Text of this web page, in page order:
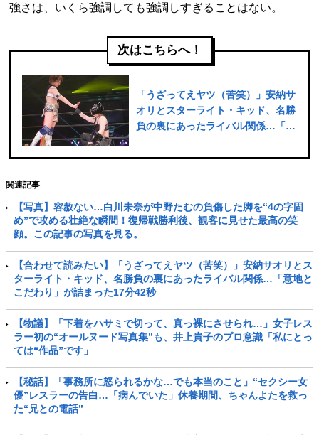
強さは、いくら強調しても強調しすぎることはない。
次はこちらへ！
「うざってえヤツ（苦笑）」安納サ
オリとスターライト・キッド、名勝
負の裏にあったライバル関係…「意
秒
関連記事
【写真】容赦ない…白川未奈が中野たむの負傷した脚を“4の字固
め”で攻める壮絶な瞬間！復帰戦勝利後、観客に見せた最高の笑
顔。この記事の写真を見る。
【合わせて読みたい】「うざってえヤツ（苦笑）」安納サオリとス
ターライト・キッド、名勝負の裏にあったライバル関係…「意地と
こだわり」が詰まった17分42秒
【物議】「下着をハサミで切って、真っ裸にさせられ…」女子レス
ラー初の“オールヌード写真集”も、井上貴子のプロ意識「私にとっ
ては“作品”です」
【秘話】「事務所に怒られるかな…でも本当のこと」“セクシー女
優”レスラーの告白…「病んでいた」休養期間、ちゃんよたを救っ
た“兄との電話”